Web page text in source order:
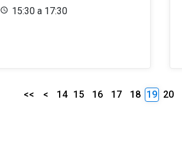
15:30 a 17:30
<< < 14 15 16 17 18 19 20